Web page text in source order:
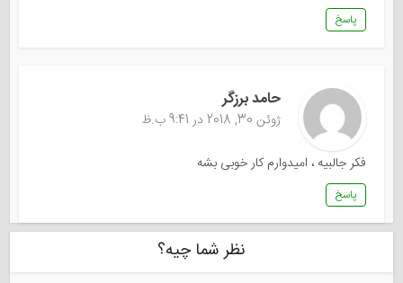
پاسخ
حامد برزگر
ژوئن 30, 2018 در 9:41 ب.ظ
فکر جالبیه ، امیدوارم کار خوبی بشه
پاسخ
نظر شما چیه؟